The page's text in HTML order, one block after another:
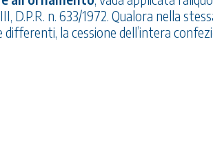
D.P.R. n. 633/1972. Qualora nella
la cessione dell’intera